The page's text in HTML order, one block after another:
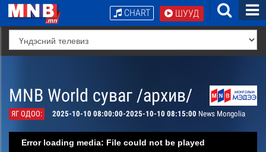
ШУУД
CHART
MNB World суваг /архив/
ЯГ ОДОО: 2025-10-10 08:00:00-2025-10-10 08:15:00 News Mongolia
Error loading media: File could not be played